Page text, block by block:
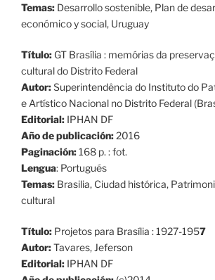
Temas: Desarrollo sostenible, Plan de
económico y social, Uruguay
Título: GT Brasília : memórias da
cultural do Distrito Federal
Autor:Superintendência do Instituto do
e Artístico Nacional no Distrito Federal
Editorial: IPHAN DF
Año de publicación:2016
Paginación:168 p. : fot.
Lengua: Portugués
Temas: Brasilia, Ciudad histórica,
cultural
Título: Projetos para Brasília : 1927-1957
Autor:Tavares, Jeferson
Editorial: IPHAN DF